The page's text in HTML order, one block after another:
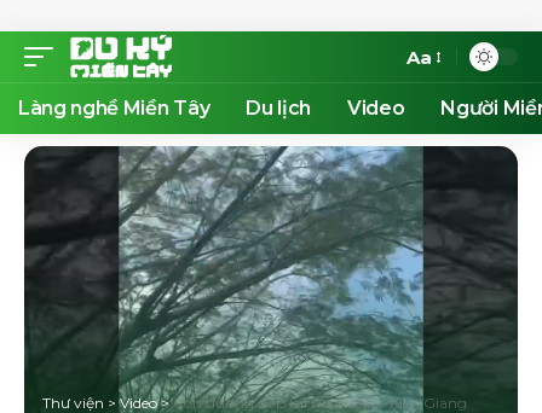
Aa
Làng nghề Miền Tây Du lịch Video Người
Thư viện >Video>Con đường đẹp tại Rạch Giá – Kiên Giang